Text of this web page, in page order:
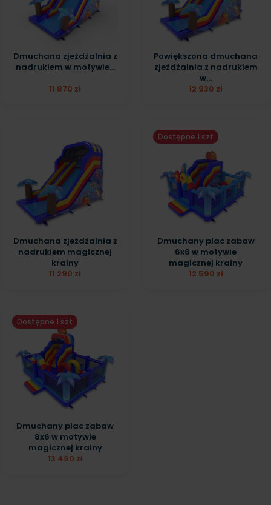
Dmuchana zjeżdżalnia z
nadrukiem w motywie...
11 870 zł
Powiększona dmuchana
zjeżdżalnia z nadrukiem
w...
12 930 zł
Dmuchana zjeżdżalnia z
nadrukiem magicznej
krainy
11 290 zł
Dostępne 1 szt
Dmuchany plac zabaw
6x6 w motywie
magicznej krainy
12 590 zł
Dostępne 1 szt
Dmuchany plac zabaw
8x6 w motywie
magicznej krainy
13 490 zł